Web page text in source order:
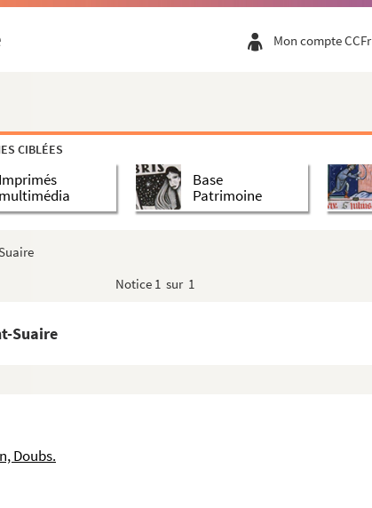
Mon compte CCFr
CIBLÉES
Imprimés
multimédia
Base
Patrimoine
Notice 1 sur 1
Suaire
Doubs.